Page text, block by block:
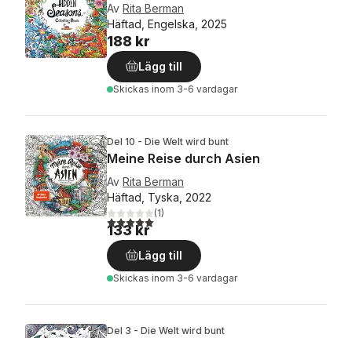
Av Rita Berman
Häftad, Engelska, 2025
188 kr
Lägg till
Skickas inom 3-6 vardagar
Del 10 - Die Welt wird bunt
Meine Reise durch Asien
Av Rita Berman
Häftad, Tyska, 2022
5,0utav 5 stjärnor. Totalt antal röster:
(1)
133 kr
Lägg till
Skickas inom 3-6 vardagar
Del 3 - Die Welt wird bunt